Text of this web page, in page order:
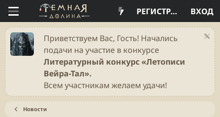
ВХОД
РЕГИСТРАЦИЯ
Приветствуем Вас, Гость! Начались
подачи на участие в конкурсе
Литературный конкурс «Летописи
Вейра-Тал».
Всем участникам желаем удачи!
Новости